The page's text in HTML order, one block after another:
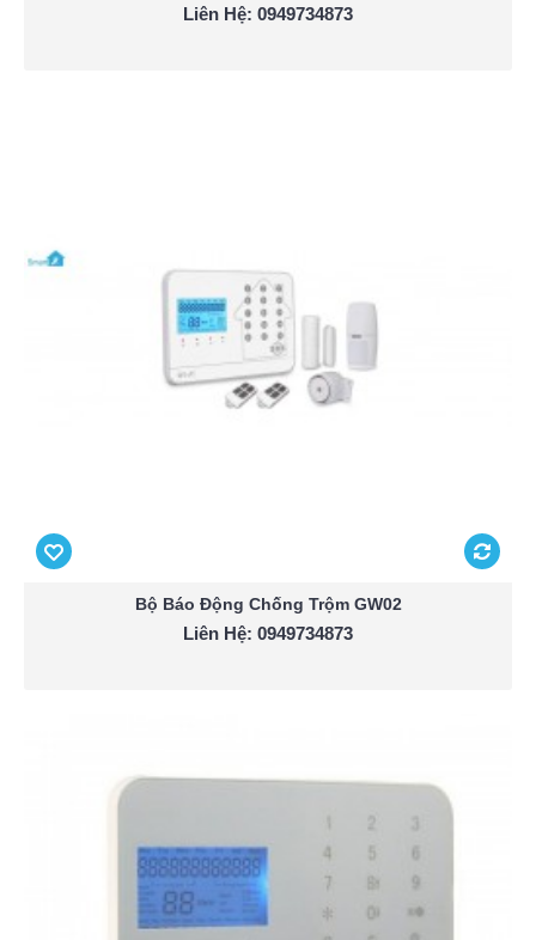
Liên Hệ: 0949734873
Bộ Báo Động Chống Trộm GW02
Liên Hệ: 0949734873